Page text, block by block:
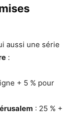
aussi une série
:
+ 5 % pour
: 25 % +